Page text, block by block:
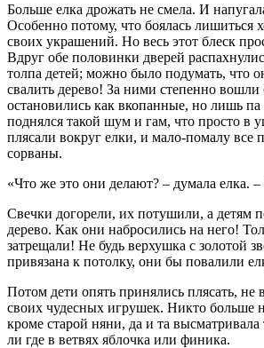
Больше елка дрожать не смела. И
Особенно потому, что боялась лишиться
своих украшений. Но весь этот блеск
Вдруг обе половинки дверей
толпа детей; можно было подумать, что
свалить дерево! За ними степенно
остановились как вкопанные, но лишь
поднялся такой шум и гам, что просто в
плясали вокруг елки, и мало-помалу все
сорваны.
«Что же это они делают? – думала елка. –
Свечки догорели, их потушили, а детям
дерево. Как они набросились на него!
затрещали! Не будь верхушка с золотой
привязана к потолку, они бы повалили
Потом дети опять принялись плясать, не
своих чудесных игрушек. Никто больше
кроме старой няни, да и та высматривала
ли где в ветвях яблочка или финика.